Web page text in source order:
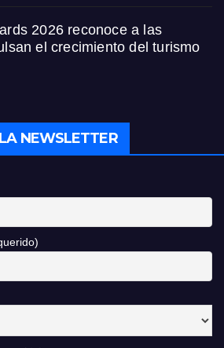
2026 reconoce a las
el crecimiento del turismo
NEWSLETTER